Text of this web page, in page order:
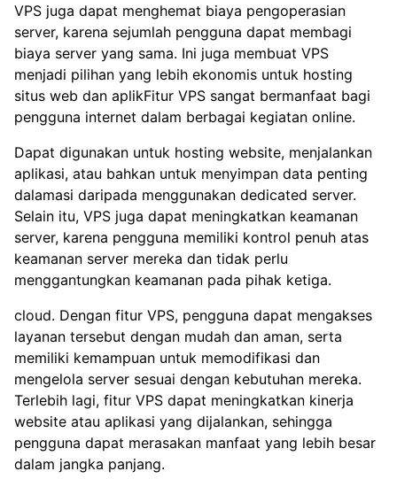
VPS juga dapat menghemat biaya pengoperasian
server, karena sejumlah pengguna dapat membagi
biaya server yang sama. Ini juga membuat VPS
menjadi pilihan yang lebih ekonomis untuk hosting
situs web dan aplikFitur VPS sangat bermanfaat bagi
pengguna internet dalam berbagai kegiatan online.
Dapat digunakan untuk hosting website, menjalankan
aplikasi, atau bahkan untuk menyimpan data penting
dalamasi daripada menggunakan dedicated server.
Selain itu, VPS juga dapat meningkatkan keamanan
server, karena pengguna memiliki kontrol penuh atas
keamanan server mereka dan tidak perlu
menggantungkan keamanan pada pihak ketiga.
cloud. Dengan fitur VPS, pengguna dapat mengakses
layanan tersebut dengan mudah dan aman, serta
memiliki kemampuan untuk memodifikasi dan
mengelola server sesuai dengan kebutuhan mereka.
Terlebih lagi, fitur VPS dapat meningkatkan kinerja
website atau aplikasi yang dijalankan, sehingga
pengguna dapat merasakan manfaat yang lebih besar
dalam jangka panjang.